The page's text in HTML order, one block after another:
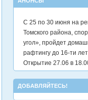
С 25 по 30 июня на
Томского района,
угол», пройдет
рафтингу до 16-ти
Открытие 27.06 в
ДОБАВЛЯЙТЕСЬ!